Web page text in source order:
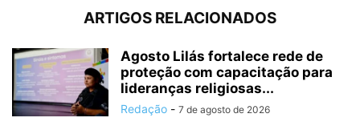
ARTIGOS RELACIONADOS
Agosto Lilás fortalece rede de
proteção com capacitação para
lideranças religiosas...
Redação - 7 de agosto de 2026